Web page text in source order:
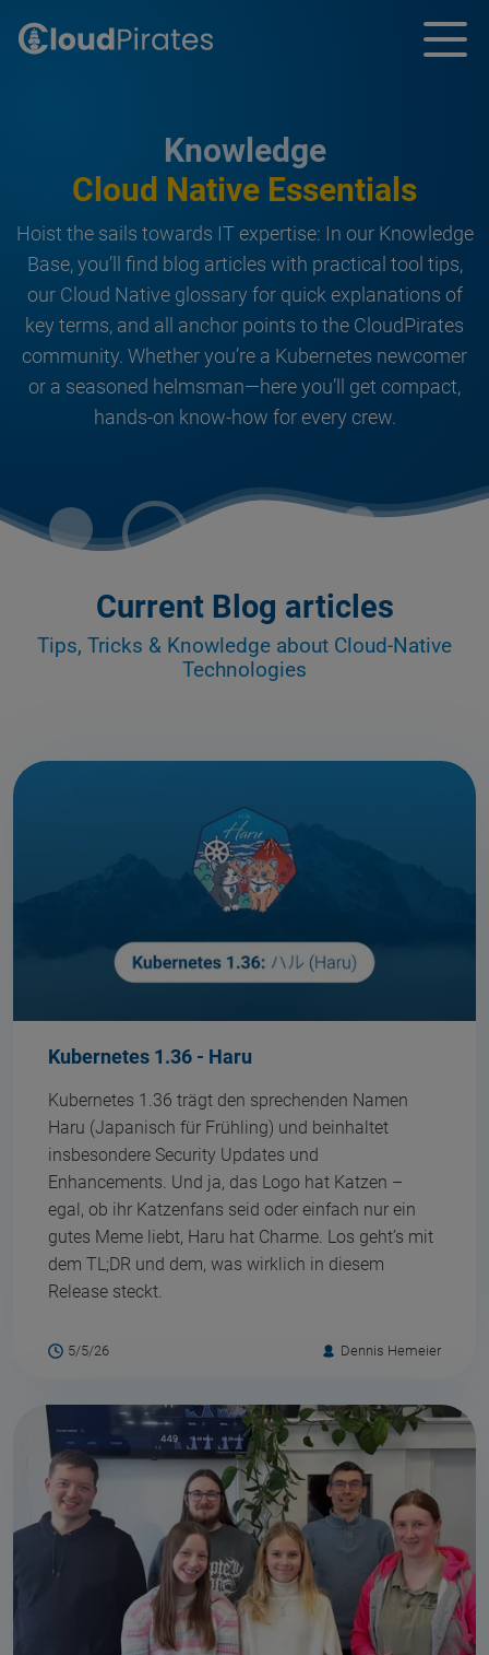
Knowledge
Cloud Native Essentials
Hoist the sails towards IT expertise: In our Knowledge
Base, you’ll find blog articles with practical tool tips,
our Cloud Native glossary for quick explanations of
key terms, and all anchor points to the CloudPirates
community. Whether you’re a Kubernetes newcomer
or a seasoned helmsman—here you’ll get compact,
hands-on know-how for every crew.
Current Blog articles
Tips, Tricks & Knowledge about Cloud-Native
Technologies
Kubernetes 1.36 - Haru
Kubernetes 1.36 trägt den sprechenden Namen
Haru (Japanisch für Frühling) und beinhaltet
insbesondere Security Updates und
Enhancements. Und ja, das Logo hat Katzen –
egal, ob ihr Katzenfans seid oder einfach nur ein
gutes Meme liebt, Haru hat Charme. Los geht’s mit
dem TL;DR und dem, was wirklich in diesem
Release steckt.
5/5/26 Dennis Hemeier